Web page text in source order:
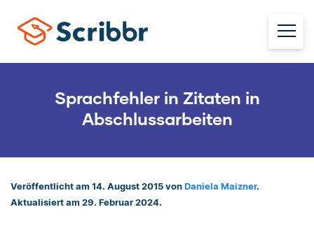
Sprachfehler in Zitaten in
Abschlussarbeiten
Veröffentlicht am 14. August 2015 von Daniela Maizner.
Aktualisiert am 29. Februar 2024.